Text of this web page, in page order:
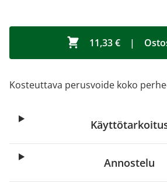
11,33 € |
Kosteuttava perusvoide koko
Annostelu